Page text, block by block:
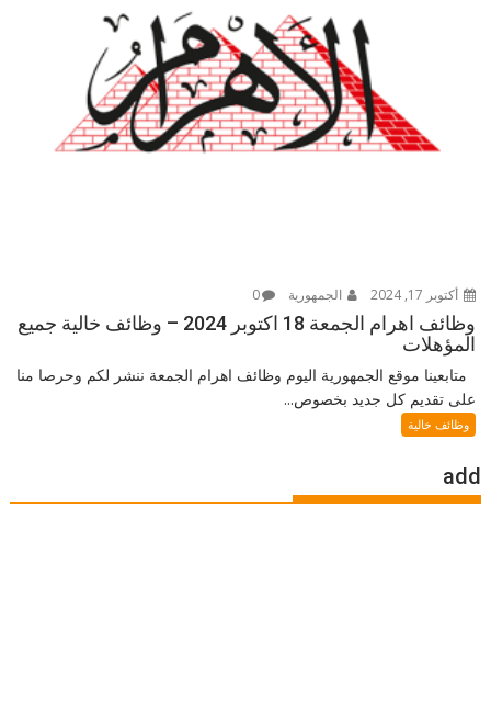
أكتوبر 17, 2024 الجمهورية 0
وظائف اهرام الجمعة 18 اكتوبر 2024 – وظائف خالية جميع
المؤهلات
متابعينا موقع الجمهورية اليوم وظائف اهرام الجمعة ننشر لكم وحرصا منا
على تقديم كل جديد بخصوص...
وظائف خالية
add